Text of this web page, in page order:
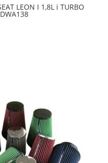
LEON I 1,8L i TURBO